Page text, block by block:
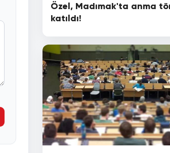
Özel, Madımak'ta anma
katıldı!